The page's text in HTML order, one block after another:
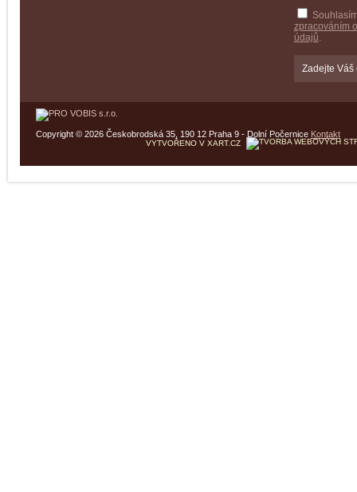
zpracováním
údajů
Copyright © 2026 Českobrodská 35, 190 12 Praha 9 - Dolní Počernice Kontakt
VYTVOŘENO V XART.CZ